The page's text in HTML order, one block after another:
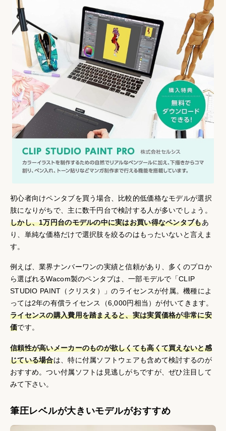
初心者向けペンタブを買う場合、比較的低価格なモデルが選択
肢になりがちで、主に数千円台で検討する人が多いでしょう。
しかし、1万円台のモデルの中に実はお買い得なペンタブもあ
り、単純な価格だけで選択肢を絞るのはもったいないと言えま
す。
例えば、業界ナンバーワンの実績と信頼があり、多くのプロか
ら選ばれるWacom製のペンタブは、一部モデルで「CLIP
STUDIO PAINT（クリスタ）」のライセンスが付属。機種によ
っては2年の有償ライセンス（6,000円相当）が付いてきます。
ライセンスの購入費用を踏まえると、実は実質価格が非常に安
価です。
信頼性が高いメーカーのものが欲しくても高くて買えないと感
じている場合は、特に付属ソフトウェアも含めて検討するのが
おすすめ。つい付属ソフトは見逃しがちですが、ぜひ注目して
みて下さい。
筆圧レベルが大きいモデルがおすすめ